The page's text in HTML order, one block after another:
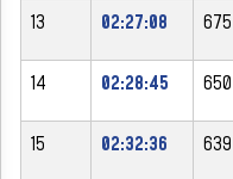
13 02:27:08 675
14 02:28:45 650
15 02:32:36 639